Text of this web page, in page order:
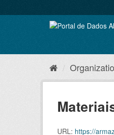
to
URL: https://